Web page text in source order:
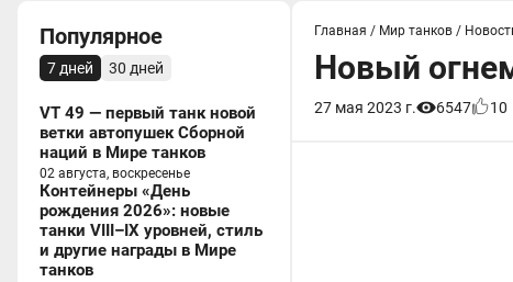
Популярное
7 дней 30 дней
VT 49 — первый танк новой
ветки автопушек Сборной
наций в Мире танков
02 августа, воскресенье
Контейнеры «День
рождения 2026»: новые
танки VIII–IX уровней, стиль
и другие награды в Мире
танков
Главная / Мир танков /
Новый
27 мая 2023 г. 6547 10